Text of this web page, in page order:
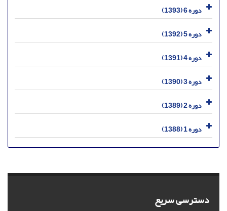
دوره 6 (1393)
دوره 5 (1392)
دوره 4 (1391)
دوره 3 (1390)
دوره 2 (1389)
دوره 1 (1388)
دسترسی سریع